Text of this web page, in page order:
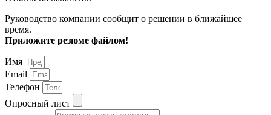
Руководство компании сообщит о решении в ближайшее
время.
Приложите резюме файлом!
Имя
Email
Телефон
Опросный лист